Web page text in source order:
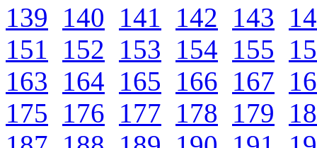
139 140 141 142 143
151
152 153 154 155
163 164 165 166 167
175 176 177 178 179